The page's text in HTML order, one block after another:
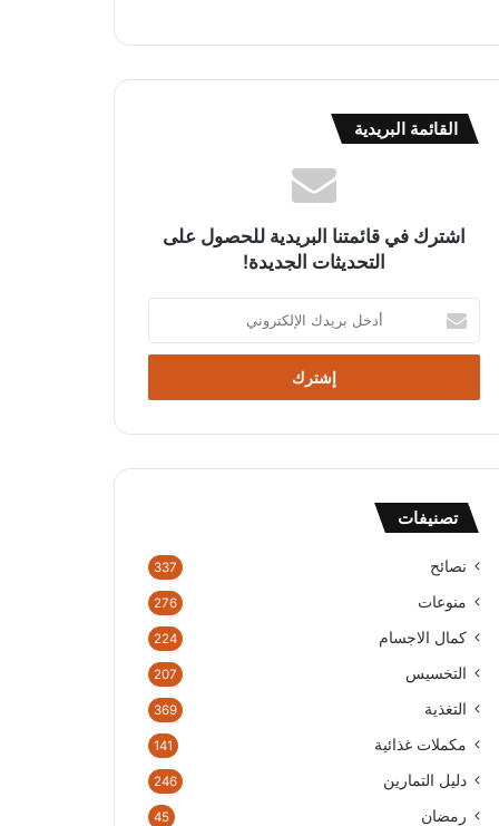
القائمة البريدية
اشترك في قائمتنا البريدية للحصول على
التحديثات الجديدة!
خ
ب
د
إ
ت
و
ن
تصنيفات
نصائح 337
منوعات 276
كمال الاجسام 224
التخسيس 207
التغذية 369
مكملات غذائية 141
دليل التمارين 246
رمضان 45